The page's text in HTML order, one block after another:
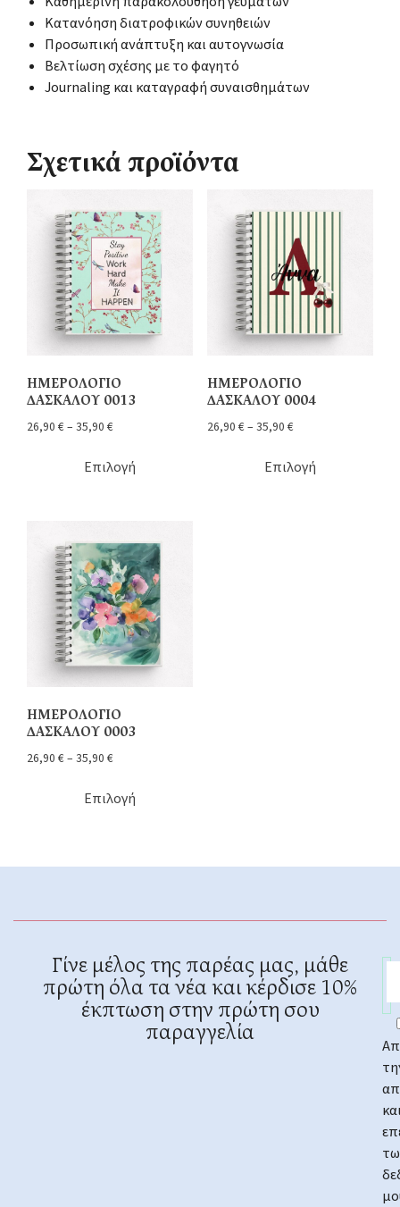
Κατανόηση διατροφικών συνηθειών
Προσωπική ανάπτυξη και αυτογνωσία
Βελτίωση σχέσης με το φαγητό
Journaling και καταγραφή συναισθημάτων
Σχετικά προϊόντα
ΗΜΕΡΟΛΟΓΙΟ
ΔΑΣΚΑΛΟΥ 0013
26,90 € – 35,90 €
Επιλογή
ΗΜΕΡΟΛΟΓΙΟ
ΔΑΣΚΑΛΟΥ 0004
26,90 € – 35,90 €
Επιλογή
ΗΜΕΡΟΛΟΓΙΟ
ΔΑΣΚΑΛΟΥ 0003
26,90 € – 35,90 €
Επιλογή
Γίνε μέλος της παρέας μας, μάθε
πρώτη όλα τα νέα και κέρδισε 10%
έκπτωση στην πρώτη σου
παραγγελία